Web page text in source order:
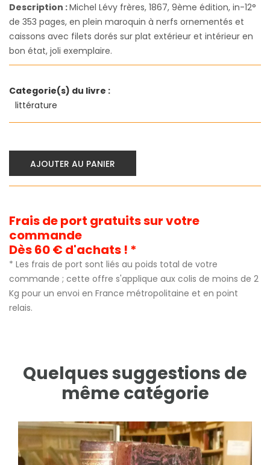
Description :Michel Lévy frères, 1867, 9ème édition, in-12°
de 353 pages, en plein maroquin à nerfs ornementés et
caissons avec filets dorés sur plat extérieur et intérieur en
bon état, joli exemplaire.
Categorie(s) du livre :
littérature
AJOUTER AU PANIER
Frais de port gratuits sur votre
commande
Dès 60 € d'achats ! *
* Les frais de port sont liés au poids total de votre
commande ; cette offre s'applique aux colis de moins de 2
Kg pour un envoi en France métropolitaine et en point
relais.
Quelques suggestions de
même catégorie